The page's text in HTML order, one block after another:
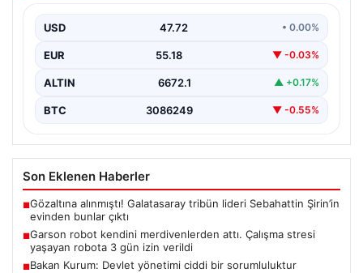
USD 47.72 • 0.00%
EUR 55.18 ▼ -0.03%
ALTIN 6672.1 ▲ +0.17%
BTC 3086249 ▼ -0.55%
Son Eklenen Haberler
■Gözaltına alınmıştı! Galatasaray tribün lideri Sebahattin Şirin’in
evinden bunlar çıktı
■Garson robot kendini merdivenlerden attı. Çalışma stresi
yaşayan robota 3 gün izin verildi
■Bakan Kurum: Devlet yönetimi ciddi bir sorumluluktur